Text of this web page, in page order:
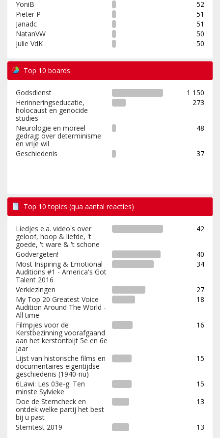
YoniB
52
Pieter P
51
Janadc
51
NatanVW
50
Julie VdK
50
Top 10 boards
Godsdienst
1 150
Herinneringseducatie,
holocaust en genocide
studies
273
Neurologie en moreel
gedrag: over determinisme
en vrije wil
48
Geschiedenis 37
Top 10 topics (qua aantal reacties)
Liedjes e.a. video's over
geloof, hoop & liefde, 't
goede, 't ware & 't schone
42
Godvergeten!
40
Most Inspiring & Emotional
Auditions #1 - America's Got
Talent 2016
34
Verkiezingen
27
My Top 20 Greatest Voice
Audition Around The World -
All time
18
Filmpjes voor de
Kerstbezinning voorafgaand
aan het kerstontbijt 5e en 6e
jaar
16
Lijst van historische films en
documentaires eigentijdse
geschiedenis (1940-nu)
15
6Lawi: Les 03e-g: Ten
minste Sylvieke
15
Doe de Stemcheck en
ontdek welke partij het best
bij u past
13
Stemtest 2019 13